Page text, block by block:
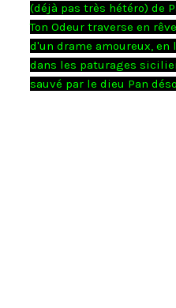
(déjà pas très hétéro) de
Ton Odeur traverse en
d'un drame amoureux,
dans les paturages
sauvé par le dieu Pan